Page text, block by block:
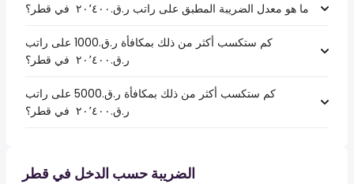
ما هو معدل الضريبة المطبق على راتب ر.ق.‏٢٠٬٤٠٠ ‏ في قطر؟
كم ستكسب أكثر من ذلك بمكافأة ر.ق.1000 على راتب
ر.ق.‏٢٠٬٤٠٠ ‏ في قطر؟
كم ستكسب أكثر من ذلك بمكافأة ر.ق.5000 على راتب
ر.ق.‏٢٠٬٤٠٠ ‏ في قطر؟
الضريبة حسب الدخل في قطر